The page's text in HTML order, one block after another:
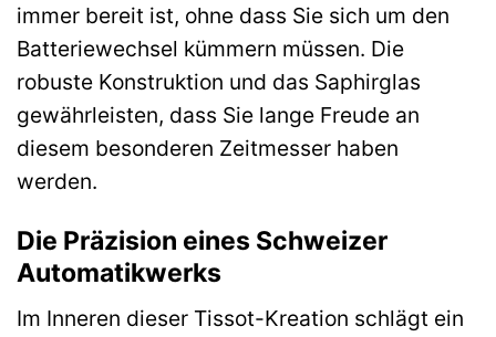
immer bereit ist, ohne dass Sie sich um den
Batteriewechsel kümmern müssen. Die
robuste Konstruktion und das Saphirglas
gewährleisten, dass Sie lange Freude an
diesem besonderen Zeitmesser haben
werden.
Die Präzision eines Schweizer
Automatikwerks
Im Inneren dieser Tissot-Kreation schlägt ein